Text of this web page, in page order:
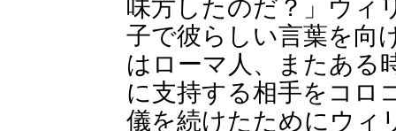
味方したのだ？」ウィ
子で彼らしい言葉を向
はローマ人、またある
に支持する相手をコロ
儀を続けたためにウィ